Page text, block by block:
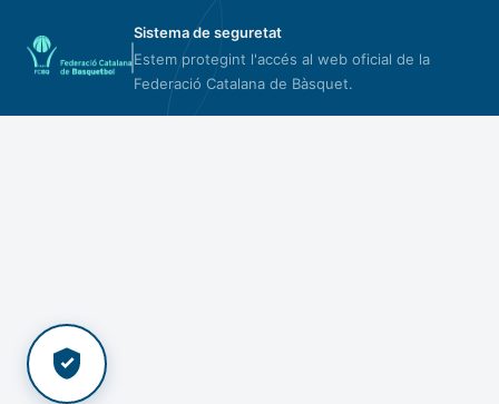
Sistema de seguretat
Estem protegint l'accés al web oficial de la
Federació Catalana de Bàsquet.